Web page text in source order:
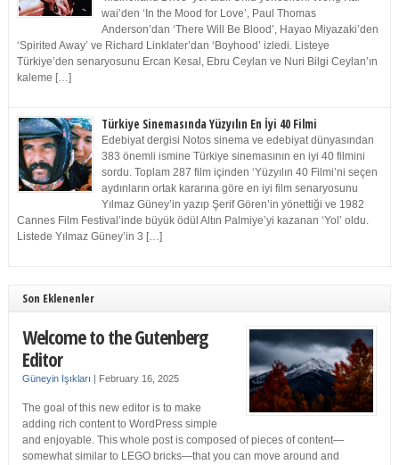
wai’den ‘In the Mood for Love’, Paul Thomas
Anderson’dan ‘There Will Be Blood’, Hayao Miyazaki’den
‘Spirited Away’ ve Richard Linklater’dan ‘Boyhood’ izledi. Listeye
Türkiye’den senaryosunu Ercan Kesal, Ebru Ceylan ve Nuri Bilgi Ceylan’ın
kaleme […]
Türkiye Sinemasında Yüzyılın En İyi 40 Filmi
Edebiyat dergisi Notos sinema ve edebiyat dünyasından
383 önemli ismine Türkiye sinemasının en iyi 40 filmini
sordu. Toplam 287 film içinden ‘Yüzyılın 40 Filmi’ni seçen
aydınların ortak kararına göre en iyi film senaryosunu
Yılmaz Güney’in yazıp Şerif Gören’in yönettiği ve 1982
Cannes Film Festival’inde büyük ödül Altın Palmiye’yi kazanan ‘Yol’ oldu.
Listede Yılmaz Güney’in 3 […]
Son Eklenenler
Welcome to the Gutenberg
Editor
Güneyin Işıkları | February 16, 2025
The goal of this new editor is to make
adding rich content to WordPress simple
and enjoyable. This whole post is composed of pieces of content—
somewhat similar to LEGO bricks—that you can move around and